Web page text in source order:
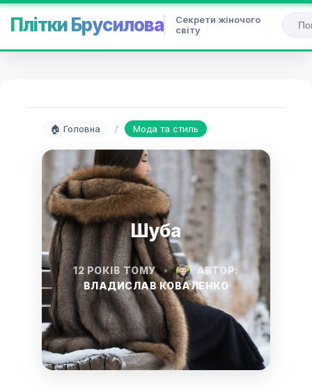
Плітки Брусилова
Секрети жіночого
світу
🏠 Головна / Мода та стиль
Шуба
12 РОКІВ ТОМУ •
АВТОР:
ВЛАДИСЛАВ КОВАЛЕНКО